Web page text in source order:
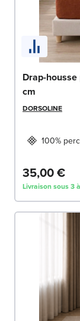
Drap-
cm
DORSOLINE
100%
35,00 €
Livraison sous 3